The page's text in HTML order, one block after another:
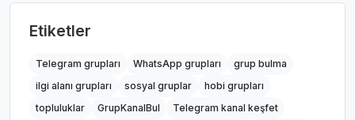
Etiketler
Telegram grupları WhatsApp grupları
grup bulma
ilgi alanı grupları
sosyal gruplar
hobi grupları
topluluklar
GrupKanalBul
Telegram kanal keşfet